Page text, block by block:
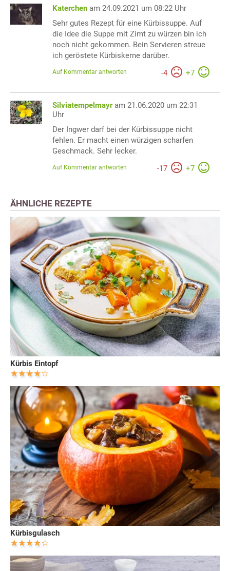
Katerchen am 24.09.2021 um 08:22 Uhr
Sehr gutes Rezept für eine Kürbissuppe. Auf
die Idee die Suppe mit Zimt zu würzen bin ich
noch nicht gekommen. Bein Servieren streue
ich geröstete Kürbiskerne darüber.
-4 +7
Auf Kommentar antworten
Silviatempelmayr am 21.06.2020 um 22:31
Uhr
Der Ingwer darf bei der Kürbissuppe nicht
fehlen. Er macht einen würzigen scharfen
Geschmack. Sehr lecker.
-17 +7
Auf Kommentar antworten
ÄHNLICHE REZEPTE
Kürbis Eintopf
Kürbisgulasch